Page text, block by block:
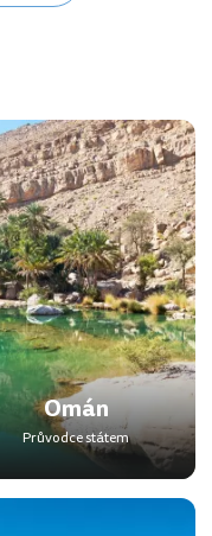
Omán
Průvodce státem